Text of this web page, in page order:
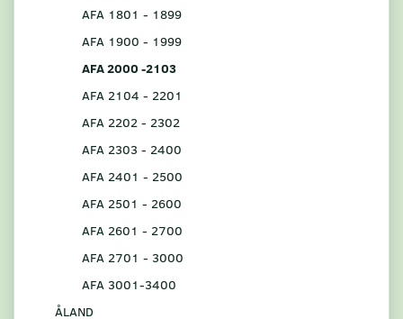
AFA 1801 - 1899
AFA 1900 - 1999
AFA 2000 -2103
AFA 2104 - 2201
AFA 2202 - 2302
AFA 2303 - 2400
AFA 2401 - 2500
AFA 2501 - 2600
AFA 2601 - 2700
AFA 2701 - 3000
AFA 3001-3400
ÅLAND